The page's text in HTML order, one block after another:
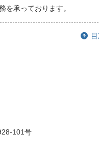
を承っております。
101号